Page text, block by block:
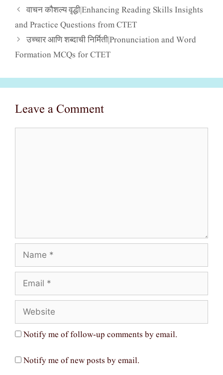
वाचन कौशल्य वृद्धी|Enhancing Reading Skills Insights
and Practice Questions from CTET
उच्चार आणि शब्दाची निर्मिती|Pronunciation and Word
Formation MCQs for CTET
Leave a Comment
Notify me of follow-up comments by email.
Notify me of new posts by email.